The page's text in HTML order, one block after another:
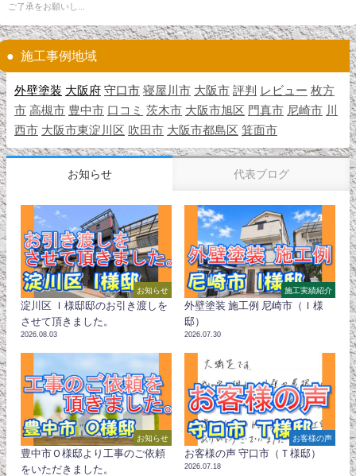
ご了承をお願いし...
施工事例地域
外壁塗装 大阪府 守口市 寝屋川市 大阪市 評判 レビュー 枚方
市 高槻市 豊中市 口コミ 茨木市 大阪市旭区 門真市 尼崎市 川
西市 大阪市東淀川区 吹田市 大阪市都島区 箕面市
お知らせ 代表ブログ
お知らせ
淀川区 Ｉ様邸邸のお引き渡しを
させて頂きました。
2026.08.03
施工実績紹介
外壁塗装 施工例 尼崎市（Ｉ様
邸）
2026.07.30
お知らせ
豊中市Ｏ様邸より工事のご依頼
をいただきました。
お客様の声
お客様の声 守口市（Ｔ様邸）
2026.07.18